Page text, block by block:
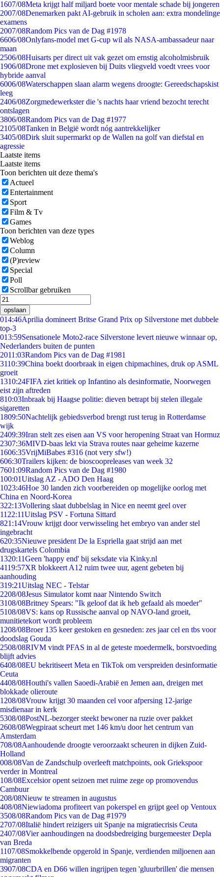
1607/08Meta krijgt half miljard boete voor mentale schade bij jongeren
2007/08Denemarken pakt AI-gebruik in scholen aan: extra mondelinge
examens
2007/08Random Pics van de Dag #1978
6606/08Onlyfans-model met G-cup wil als NASA-ambassadeur naar
maan
2506/08Huisarts per direct uit vak gezet om ernstig alcoholmisbruik
1906/08Drone met explosieven bij Duits vliegveld voedt vrees voor
hybride aanval
6006/08Waterschappen slaan alarm wegens droogte: Gereedschapskist
leeg
2406/08Zorgmedewerkster die 's nachts haar vriend bezocht terecht
ontslagen
3806/08Random Pics van de Dag #1977
2105/08Tanken in België wordt nóg aantrekkelijker
3405/08Dirk sluit supermarkt op de Wallen na golf van diefstal en
agressie
Laatste items
Laatste items
Toon berichten uit deze thema's
Actueel
Entertainment
Sport
Film & Tv
Games
Toon berichten van deze types
Weblog
Column
(P)review
Special
Poll
Scrollbar gebruiken
opslaan
014:46Aprilia domineert Britse Grand Prix op Silverstone met dubbele
top-3
013:59Sensationele Moto2-race Silverstone levert nieuwe winnaar op,
Nederlanders buiten de punten
2011:03Random Pics van de Dag #1981
3110:39China boekt doorbraak in eigen chipmachines, druk op ASML
groeit
1310:24FIFA ziet kritiek op Infantino als desinformatie, Noorwegen
eist zijn aftreden
810:03Inbraak bij Haagse politie: dieven betrapt bij stelen illegale
sigaretten
1809:50Nachtelijk gebiedsverbod brengt rust terug in Rotterdamse
wijk
2409:39Iran stelt zes eisen aan VS voor heropening Straat van Hormuz
2307:36MIVD-baas lekt via Strava routes naar geheime kazerne
1606:35VrijMiBabes #316 (not very sfw!)
606:30Trailers kijken: de bioscoopreleases van week 32
7601:09Random Pics van de Dag #1980
100:01Uitslag AZ - ADO Den Haag
1023:46Hoe 30 landen zich voorbereiden op mogelijke oorlog met
China en Noord-Korea
322:13Vollering slaat dubbelslag in Nice en neemt geel over
11 22:11Uitslag PSV - Fortuna Sittard
821:14Vrouw krijgt door verwisseling het embryo van ander stel
ingebracht
620:35Nieuwe president De la Espriella gaat strijd aan met
drugskartels Colombia
1320:11Geen 'happy end' bij seksdate via Kinky.nl
4119:57XR blokkeert A12 ruim twee uur, agent gebeten bij
aanhouding
319:21Uitslag NEC - Telstar
2208/08Jesus Simulator komt naar Nintendo Switch
3108/08Britney Spears: "Ik geloof dat ik heb gefaald als moeder"
5108/08VS: kans op Russische aanval op NAVO-land groeit,
munitietekort wordt probleem
1208/08Broer 135 keer gestoken en gesneden: zes jaar cel en tbs voor
doodslag Gouda
2508/08RIVM vindt PFAS in al de geteste moedermelk, borstvoeding
blijft advies
6408/08EU bekritiseert Meta en TikTok om verspreiden desinformatie
Ceuta
4408/08Houthi's vallen Saoedi-Arabië en Jemen aan, dreigen met
blokkade olieroute
1208/08Vrouw krijgt 30 maanden cel voor afpersing 12-jarige
misdienaar in kerk
5308/08PostNL-bezorger steekt bewoner na ruzie over pakket
2608/08Wegpiraat scheurt met 146 km/u door het centrum van
Amsterdam
708/08Aanhoudende droogte veroorzaakt scheuren in dijken Zuid-
Holland
008/08Van de Zandschulp overleeft matchpoints, ook Griekspoor
verder in Montreal
108/08Excelsior opent seizoen met ruime zege op promovendus
Cambuur
208/08Nieuw te streamen in augustus
408/08Niewiadoma profiteert van pokerspel en grijpt geel op Ventoux
3508/08Random Pics van de Dag #1979
2707/08Italië hindert reizigers uit Spanje na migratiecrisis Ceuta
2407/08Vier aanhoudingen na doodsbedreiging burgemeester Depla
van Breda
1107/08Smokkelbende opgerold in Spanje, verdienden miljoenen aan
migranten
3907/08CDA en D66 willen ingrijpen tegen 'gluurbrillen' die mensen